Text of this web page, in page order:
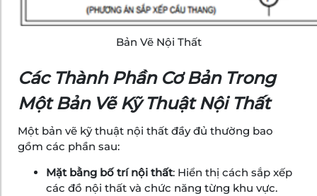
Bản Vẽ Nội Thất
Các Thành Phần Cơ Bản Trong
Một Bản Vẽ Kỹ Thuật Nội Thất
Một bản vẽ kỹ thuật nội thất đầy đủ thường bao
gồm các phần sau:
Mặt bằng bố trí nội thất: Hiển thị cách sắp xếp
các đồ nội thất và chức năng từng khu vực.